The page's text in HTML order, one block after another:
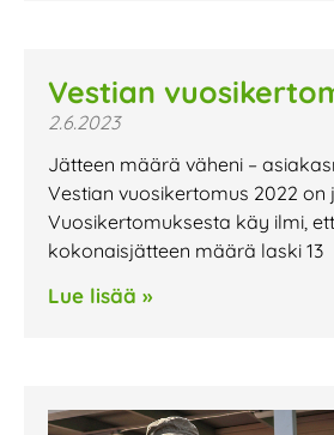
Vestian
2.6.2023
Jätteen määrä väheni –
Vestian vuosikertomus 2022 on
Vuosikertomuksesta käy ilmi,
kokonaisjätteen määrä laski 13
Lue lisää »